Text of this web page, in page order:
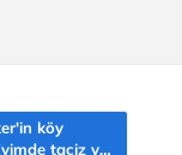
köy
taciz ve